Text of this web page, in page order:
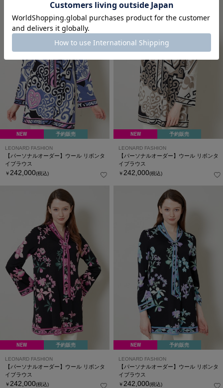
NEW 予約販売
LEONARD FASHION
【パーソナルオーダー】ウール リボンタ
イブラウス
￥242,000(税込)
NEW 予約販売
LEONARD FASHION
【パーソナルオーダー】ウール リボンタ
イブラウス
￥242,000(税込)
NEW 予約販売
LEONARD FASHION
【パーソナルオーダー】ウール リボンタ
イブラウス
￥ 242,000(税込)
NEW 予約販売
LEONARD FASHION
【パーソナルオーダー】ウール リボンタ
イブラウス
￥ 242,000(税込)